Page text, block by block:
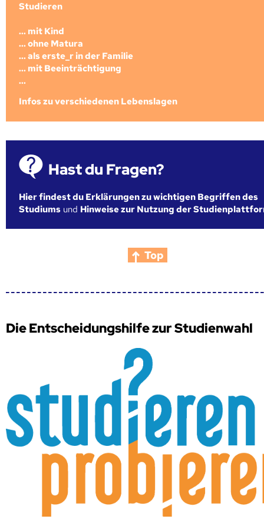
Studieren
... mit Kind
... ohne Matura
... als erste_r in der Familie
... mit Beeinträchtigung
...
Infos zu verschiedenen Lebenslagen
Hast du Fragen?
Hier findest du Erklärungen zu wichtigen Begriffen des
Studiums und Hinweise zur Nutzung der
Top
Die Entscheidungshilfe zur Studienwahl